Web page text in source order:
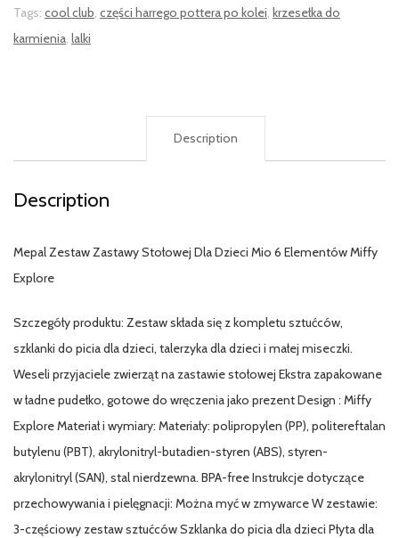
Tags: cool club, części harrego pottera po kolei, krzesełka do
karmienia, lalki
Description
Description
Mepal Zestaw Zastawy Stołowej Dla Dzieci Mio 6 Elementów Miffy
Explore
Szczegóły produktu: Zestaw składa się z kompletu sztućców,
szklanki do picia dla dzieci, talerzyka dla dzieci i małej miseczki.
Weseli przyjaciele zwierząt na zastawie stołowej Ekstra zapakowane
w ładne pudełko, gotowe do wręczenia jako prezent Design : Miffy
Explore Materiał i wymiary: Materiały: polipropylen (PP), politereftalan
butylenu (PBT), akrylonitryl-butadien-styren (ABS), styren-
akrylonitryl (SAN), stal nierdzewna. BPA-free Instrukcje dotyczące
przechowywania i pielęgnacji: Można myć w zmywarce W zestawie:
3-częściowy zestaw sztućców Szklanka do picia dla dzieci Płyta dla